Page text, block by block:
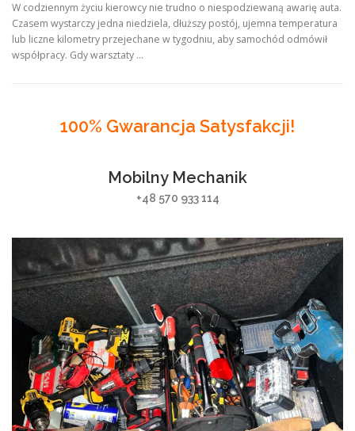
W codziennym życiu kierowcy nie trudno o niespodziewaną awarię auta.
Czasem wystarczy jedna niedziela, dłuższy postój, ujemna temperatura
lub liczne kilometry przejechane w tygodniu, aby samochód odmówił
współpracy. Gdy warsztaty …
100% Gwarancja Satysfakcji!
Mobilny Mechanik
+48 570 933 114